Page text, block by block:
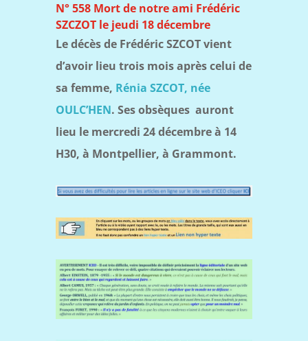
N° 558 Mort de notre ami Frédéric
SZCZOT le jeudi 18 décembre
Le décès de Frédéric SZCOT vient
d’avoir lieu trois mois après celui de
sa femme, Rénia SZCOT, née
OULC’HEN. Ses obsèques auront
lieu le mercredi 24 décembre à 14
H30, à Montpellier, à Grammont.